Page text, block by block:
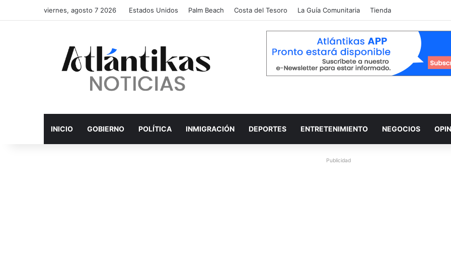
viernes, agosto 7 2026 Estados Unidos Palm Beach Costa del Tesoro La Guía Comunitaria Tienda
INICIO GOBIERNO POLÍTICA INMIGRACIÓN DEPORTES ENTRETENIMIENTO NEGOCIOS
Publicidad